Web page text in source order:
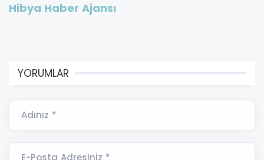
Hibya Haber Ajansı
YORUMLAR
Adınız *
E-Posta Adresiniz *